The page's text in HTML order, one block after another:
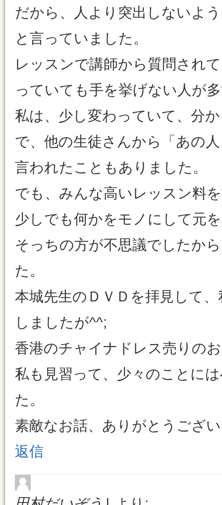
だから、人より突出しないよ
と言っていました。
レッスンで講師から質問され
っていても手を挙げない人が
私は、少し変わっていて、分
で、他の生徒さんから「あの
言われたこともありました。
でも、みんな高いレッスン料
少しでも何かをモノにして元
そっちの方が不思議でしたか
た。
本城先生のＤＶＤを拝見して
しましたが^^;
香港のチャイナドレス売りの
私も見習って、少々のことに
た。
素敵なお話、ありがとうござ
返信